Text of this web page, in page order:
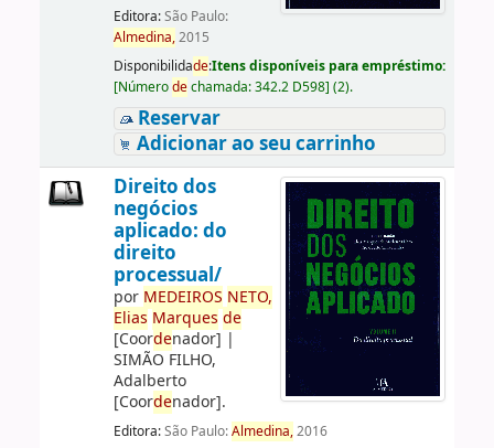
Editora:São Paulo:
Almedina,2015
Disponibilidade:Itens disponíveis para empréstimo:
[Númerodechamada:342.2 D598] (2).
Reservar
Adicionar ao seu carrinho
Direito dos
negócios
aplicado: do
direito
processual/
por MEDEIROS NETO,
Elias Marques de
[Coordenador] |
SIMÃO FILHO,
Adalberto
[Coordenador].
Editora:São Paulo:Almedina,2016